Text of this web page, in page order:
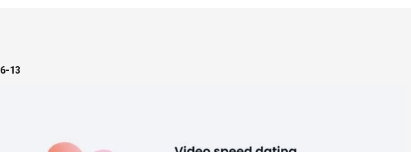
13